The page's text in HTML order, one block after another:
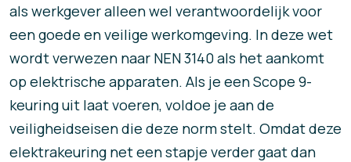
als werkgever alleen wel verantwoordelijk voor
een goede en veilige werkomgeving. In deze wet
wordt verwezen naar NEN 3140 als het aankomt
op elektrische apparaten. Als je een Scope 9-
keuring uit laat voeren, voldoe je aan de
veiligheidseisen die deze norm stelt. Omdat deze
elektrakeuring net een stapje verder gaat dan